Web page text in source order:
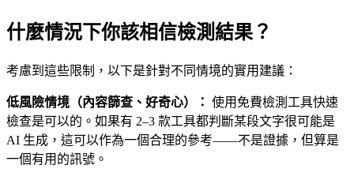
什麼情況下你該相信檢測結果？
考慮到這些限制，以下是針對不同情境的實用建議：
低風險情境（內容篩查、好奇心）： 使用免費檢測工具快速
檢查是可以的。如果有 2–3 款工具都判斷某段文字很可能是
AI 生成，這可以作為一個合理的參考——不是證據，但算是
一個有用的訊號。